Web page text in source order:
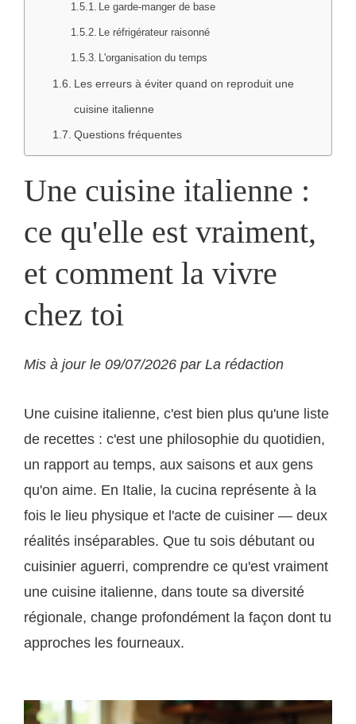
Le garde-manger de base
Le réfrigérateur raisonné
L'organisation du temps
Les erreurs à éviter quand on reproduit une
cuisine italienne
Questions fréquentes
Une cuisine italienne :
ce qu'elle est vraiment,
et comment la vivre
chez toi
Mis à jour le 09/07/2026 par La rédaction
Une cuisine italienne, c'est bien plus qu'une liste
de recettes : c'est une philosophie du quotidien,
un rapport au temps, aux saisons et aux gens
qu'on aime. En Italie, la cucina représente à la
fois le lieu physique et l'acte de cuisiner — deux
réalités inséparables. Que tu sois débutant ou
cuisinier aguerri, comprendre ce qu'est vraiment
une cuisine italienne, dans toute sa diversité
régionale, change profondément la façon dont tu
approches les fourneaux.